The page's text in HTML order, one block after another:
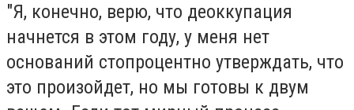
"Я, конечно, верю, что деоккупация
начнется в этом году, у меня нет
оснований стопроцентно утверждать, что
это произойдет, но мы готовы к двум